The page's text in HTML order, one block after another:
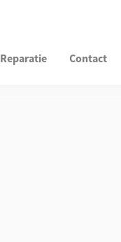
Reparatie Contact